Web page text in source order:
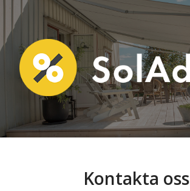
Kontakta oss